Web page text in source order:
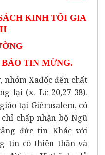
KINH TỐI GIA
TIN MỪNG.
Xađốc đến chất
lại (x. Lc 20,27-38).
tại Giêrusalem, có
chấp nhận bộ Ngũ
đức tin. Khác với
tin có thiên thần và